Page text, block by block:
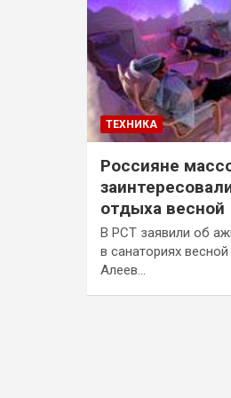
ТЕХНИКА
Россияне
отдыха весной
В РСТ заявили об
в санаториях
Алеев…